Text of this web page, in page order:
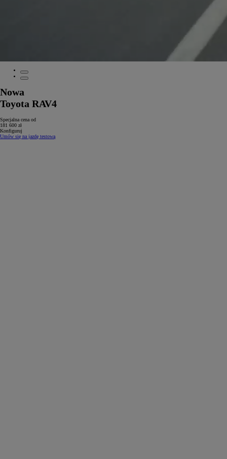
Nowa
Toyota RAV4
Specjalna cena od
181 600 zł
Konfiguruj
Umów się na jazdę testową